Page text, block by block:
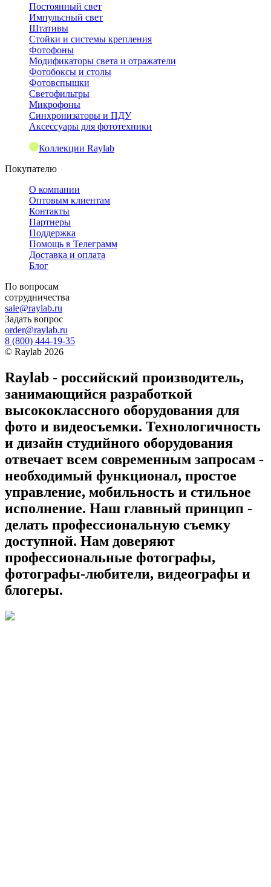
Постоянный свет
Импульсный свет
Штативы
Стойки и системы крепления
Фотофоны
Модификаторы света и отражатели
Фотобоксы и столы
Фотовспышки
Светофильтры
Микрофоны
Синхронизаторы и ПДУ
Аксессуары для фототехники
Коллекции Raylab
Покупателю
О компании
Оптовым клиентам
Контакты
Партнеры
Поддержка
Помощь в Телеграмм
Доставка и оплата
Блог
По вопросам
сотрудничества
sale@raylab.ru
Задать вопрос
order@raylab.ru
8 (800) 444-19-35
© Raylab 2026
Raylab - российский производитель,
занимающийся разработкой
высококлассного оборудования для
фото и видеосъемки. Технологичность
и дизайн студийного оборудования
отвечает всем современным запросам -
необходимый функционал, простое
управление, мобильность и стильное
исполнение. Наш главный принцип -
делать профессиональную съемку
доступной. Нам доверяют
профессиональные фотографы,
фотографы-любители, видеографы и
блогеры.